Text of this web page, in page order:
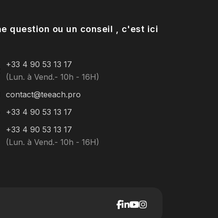
question ou un conseil , c'est ici
+33 4 90 53 13 17
(Lun. à Vend.- 10h - 16H)
contact@teeach.pro
+33 4 90 53 13 17
+33 4 90 53 13 17
(Lun. à Vend.- 10h - 16H)